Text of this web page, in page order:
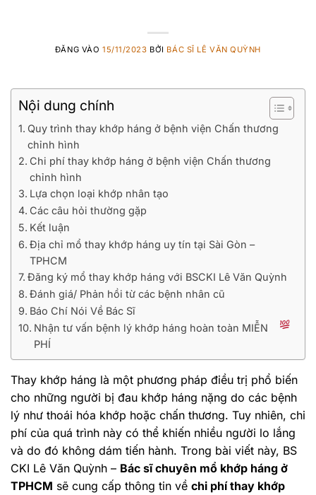
ĐĂNG VÀO 15/11/2023 BỞI BÁC SĨ LÊ VĂN QUỲNH
Nội dung chính
Quy trình thay khớp háng ở bệnh viện Chấn thương
chỉnh hình
Chi phí thay khớp háng ở bệnh viện Chấn thương
chỉnh hình
Lựa chọn loại khớp nhân tạo
Các câu hỏi thường gặp
Kết luận
Địa chỉ mổ thay khớp háng uy tín tại Sài Gòn –
TPHCM
Đăng ký mổ thay khớp háng với BSCKI Lê Văn Quỳnh
Đánh giá/ Phản hồi từ các bệnh nhân cũ
Báo Chí Nói Về Bác Sĩ
Nhận tư vấn bệnh lý khớp háng hoàn toàn MIỄN
PHÍ
Thay khớp háng là một phương pháp điều trị phổ biến
cho những người bị đau khớp háng nặng do các bệnh
lý như thoái hóa khớp hoặc chấn thương. Tuy nhiên, chi
phí của quá trình này có thể khiến nhiều người lo lắng
và do đó không dám tiến hành. Trong bài viết này, BS
CKI Lê Văn Quỳnh – Bác sĩ chuyên mổ khớp háng ở
TPHCM sẽ cung cấp thông tin về chi phí thay khớp